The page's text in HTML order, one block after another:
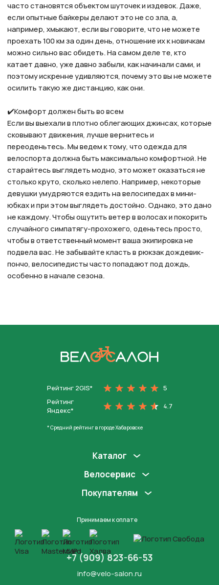
часто становятся объектом шуточек и издевок. Даже,
если опытные байкеры делают это не со зла, а,
например, хмыкают, если вы говорите, что не можете
проехать 100 км за один день, отношение их к новичкам
можно сильно вас обидеть. На самом деле те, кто
катает давно, уже давно забыли, как начинали сами, и
поэтому искренне удивляются, почему это вы не можете
осилить такую же дистанцию, как они.⠀
✔️Комфорт должен быть во всем⠀
Если вы выехали в плотно облегающих джинсах, которые
сковывают движения, лучше вернитесь и
переоденьтесь. Мы ведем к тому, что одежда для
велоспорта должна быть максимально комфортной. Не
старайтесь выглядеть модно, это может оказаться не
столько круто, сколько нелепо. Например, некоторые
девушки умудряются ездить на велосипедах в мини-
юбках и при этом выглядеть достойно. Однако, это дано
не каждому. Чтобы ощутить ветер в волосах и покорить
случайного симпатягу-прохожего, оденьтесь просто,
чтобы в ответственный момент ваша экипировка не
подвела вас. Не забывайте класть в рюкзак дождевик-
пончо, велосипедисты часто попадают под дождь,
особенно в начале сезона.
Рейтинг 2GIS*
5
Рейтинг
Яндекс*
4.7
* Средний рейтинг в городе Хабаровске
Каталог
Велосервис
Покупателям
Принимаем к оплате
+7 (909) 823-66-53
info@velo-salon.ru